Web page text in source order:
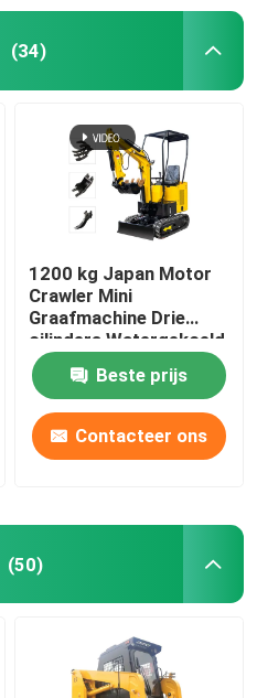
(34)
1200 kg Japan Motor
Crawler Mini
Graafmachine Drie
cilinders Watergekoeld
Beste prijs
Contacteer ons
(50)